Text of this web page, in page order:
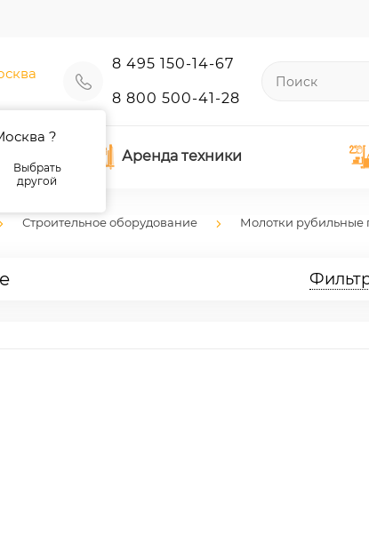
?
Выбрать
другой
8 495 150-14-67
8 800 500-41-28
Аренда техники
Строительное оборудование Молотки рубильные